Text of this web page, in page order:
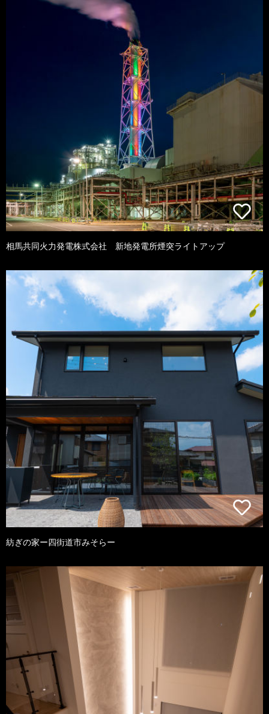
相馬共同火力発電株式会社 新地発電所煙突ライトアップ
紡ぎの家ー四街道市みそらー